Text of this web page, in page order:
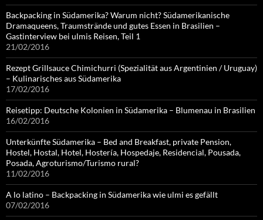
Backpacking in Südamerika? Warum nicht? Südamerikanische
Dramaqueens, Traumstrände und gutes Essen in Brasilien –
Gastinterview bei ulmis Reisen, Teil 1
21/02/2016
Rezept Grillsauce Chimichurri (Spezialität aus Argentinien / Uruguay)
– Kulinarisches aus Südamerika
17/02/2016
Reisetipp: Deutsche Kolonien in Südamerika – Blumenau in Brasilien
16/02/2016
Unterkünfte Südamerika – Bed and Breakfast, private Pension,
Hostel, Hostal, Hotel, Hostería, Hospedaje, Residencial, Pousada,
Posada, Agroturismo/Turismo rural?
11/02/2016
A lo latino – Backpacking in Südamerika wie ulmi es gefällt
07/02/2016